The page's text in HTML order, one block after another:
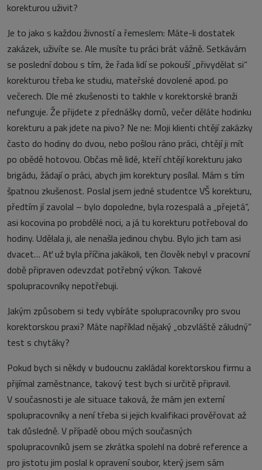
korekturou uživit?
Je to jako s každou živností a řemeslem: Máte-li dostatek
zakázek, uživíte se. Ale musíte tu práci brát vážně. Setkávám
se poslední dobou s tím, že řada lidí se pokouší „přivydělat si“
korekturou třeba ke studiu, mateřské dovolené apod. po
večerech. Dle mé zkušenosti to takhle v korektorské branži
nefunguje. Že přijdete z přednášky domů, večer děláte hodinku
korekturu a pak jdete na pivo? Ne ne: Moji klienti chtějí zakázky
často do hodiny do dvou, nebo pošlou ráno práci, chtějí ji mít
po obědě hotovou. Občas mě lidé, kteří chtějí korekturu jako
brigádu, žádají o práci, abych jim korektury posílal. Mám s tím
špatnou zkušenost. Poslal jsem jedné studentce VŠ korekturu,
předtím jí zavolal – bylo dopoledne, byla rozespalá a „přejetá“,
asi kocovina po probdělé noci, a já tu korekturu potřeboval do
hodiny. Udělala ji, ale nenašla jedinou chybu. Bylo jich tam asi
dvacet… Ať už byla příčina jakákoli, ten člověk nebyl v pracovní
době připraven odevzdat potřebný výkon. Takové
spolupracovníky nepotřebuji.
Jakým způsobem si tedy vybíráte spolupracovníky pro svou
korektorskou praxi? Máte například nějaký „obzvláště záludný“
test s chytáky?
Pokud bych si někdy v budoucnu zakládal korektorskou firmu a
přijímal zaměstnance, takový test bych si určitě připravil.
V současnosti je ale situace taková, že mám jen externí
spolupracovníky a není třeba si jejich kvalifikaci prověřovat až
tak důsledně. V případě obou mých současných
spolupracovníků jsem se zkrátka spolehl na dobré reference a
pro jistotu jim poslal k opravení soubor, který jsem sám